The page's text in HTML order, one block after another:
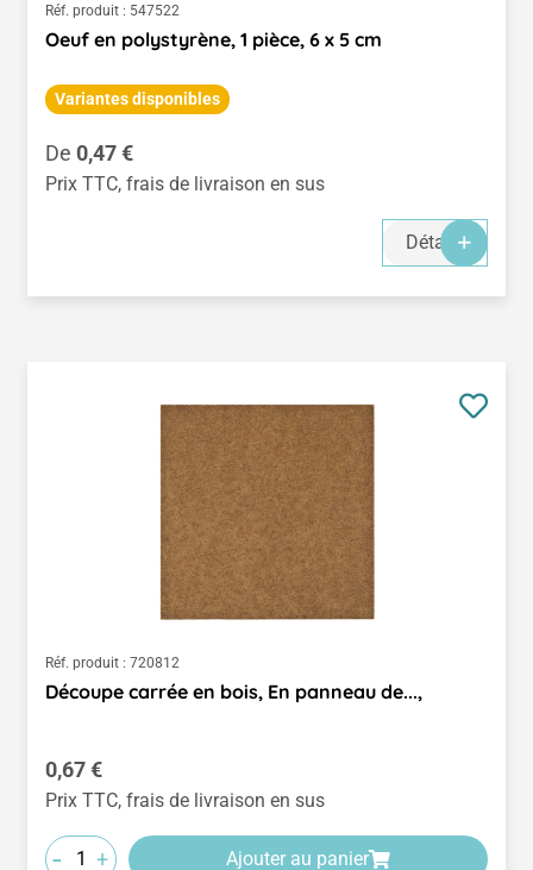
Réf. produit : 547522
Oeuf en polystyrène, 1 pièce, 6 x 5 cm
Variantes disponibles
Prix régulier :
De 0,47 €
Prix TTC, frais de livraison en sus
Détails
Réf. produit : 720812
Découpe carrée en bois, En panneau de...,
Prix régulier :
0,67 €
Prix TTC, frais de livraison en sus
- + Ajouter au panier